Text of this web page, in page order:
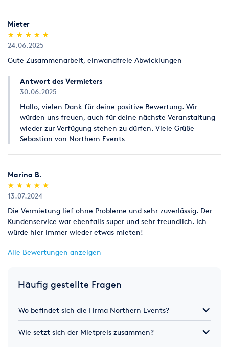
Mieter
(*)
★
★
(*) ★
★
(*) ★
★
(*) ★
★
(*) ★
★
24.06.2025
Gute Zusammenarbeit, einwandfreie Abwicklungen
Antwort des Vermieters
30.06.2025
Hallo, vielen Dank für deine positive Bewertung. Wir
würden uns freuen, auch für deine nächste Veranstaltung
wieder zur Verfügung stehen zu dürfen. Viele Grüße
Sebastian von Northern Events
Marina B.
(*)
★
★
(*) ★
★
(*) ★
★
(*) ★
★
(*) ★
★
13.07.2024
Die Vermietung lief ohne Probleme und sehr zuverlässig. Der
Kundenservice war ebenfalls super und sehr freundlich. Ich
würde hier immer wieder etwas mieten!
Alle Bewertungen anzeigen
Häufig gestellte Fragen
Wo befindet sich die Firma Northern Events?
Wie setzt sich der Mietpreis zusammen?